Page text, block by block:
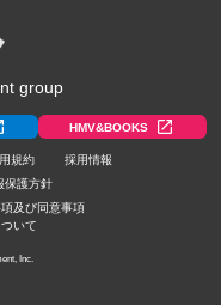
group
HMV&BOOKS
規約
採用情報
保護方針
及び同意事項
いて
Inc.